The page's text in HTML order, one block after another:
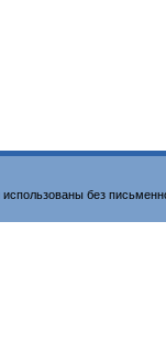
без